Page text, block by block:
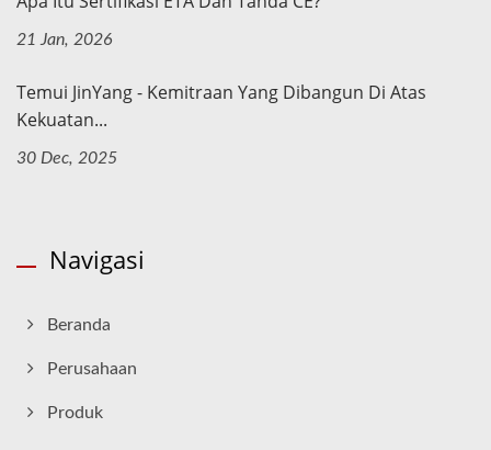
21 Jan, 2026
Temui JinYang - Kemitraan Yang Dibangun Di Atas
Kekuatan...
30 Dec, 2025
Navigasi
Beranda
Perusahaan
Produk